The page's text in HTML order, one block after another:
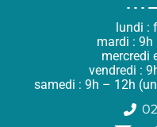
lundi :
mardi :
mercredi
vendredi :
samedi : 9h – 12h